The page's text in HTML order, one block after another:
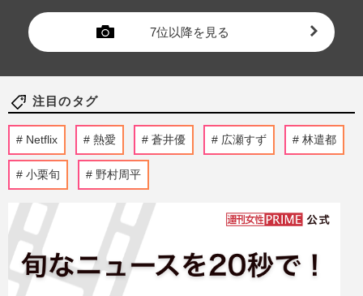
7位以降を見る
注目のタグ
Netflix 熱愛 蒼井優 広瀬すず 林遣都
小栗旬 野村周平